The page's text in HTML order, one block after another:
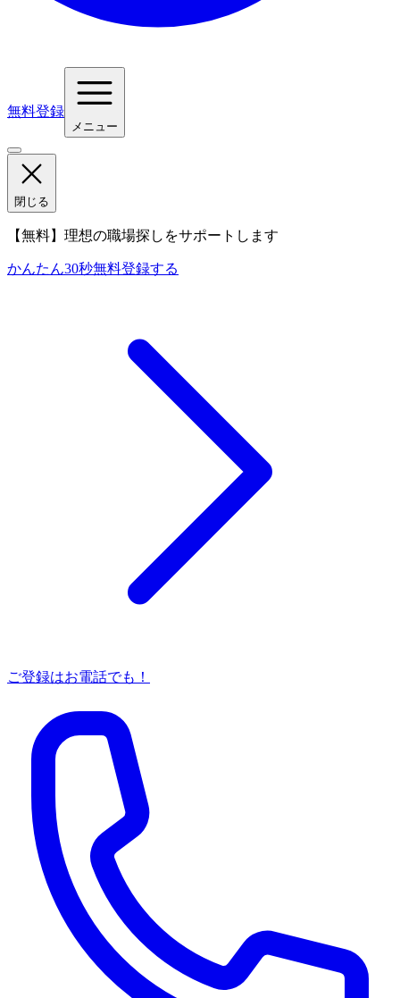
無料登録
メニュー
閉じる
【無料】理想の職場探しをサポートします
かんたん30秒無料登録する
ご登録はお電話でも！